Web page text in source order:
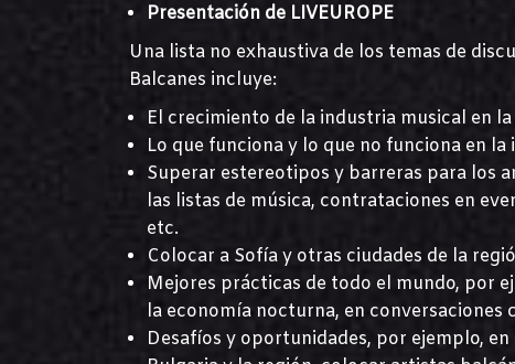
Presentación de LIVEUROPE
Una lista no exhaustiva de los temas de
Balcanes incluye:
El crecimiento de la industria musical en
Lo que funciona y lo que no funciona en
Superar estereotipos y barreras para los
las listas de música, contrataciones en
etc.
Colocar a Sofía y otras ciudades de la
Mejores prácticas de todo el mundo, por
la economía nocturna, en
Desafíos y oportunidades, por ejemplo,